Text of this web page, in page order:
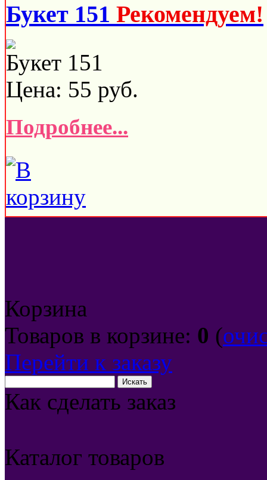
Букет 151 Рекомендуем!
Букет 151
Цена: 55 руб.
Подробнее...
Корзина
Товаров в корзине: 0 (
Перейти к заказу
Как сделать заказ
Каталог товаров